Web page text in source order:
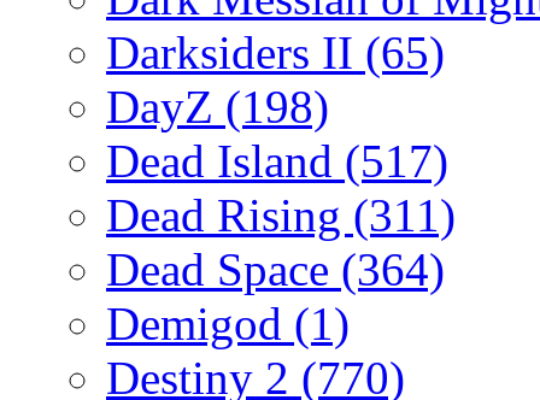
Darksiders II (65)
DayZ (198)
Dead Island (517)
Dead Rising (311)
Dead Space (364)
Demigod (1)
Destiny 2 (770)